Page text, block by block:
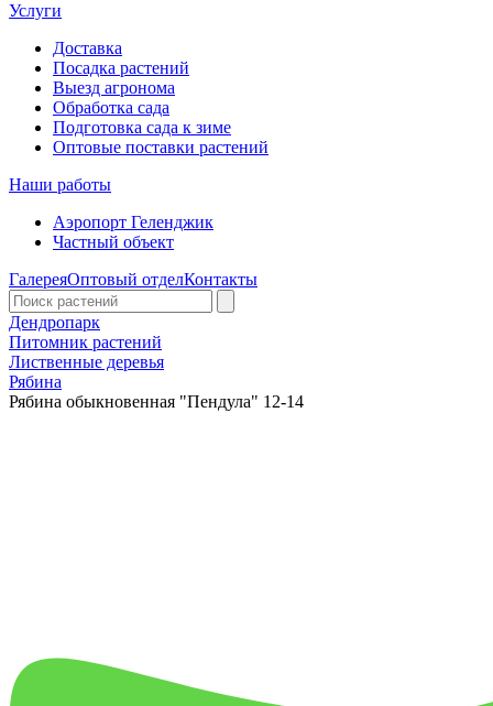
Услуги
Доставка
Посадка растений
Выезд агронома
Обработка сада
Подготовка сада к зиме
Оптовые поставки растений
Наши работы
Аэропорт Геленджик
Частный объект
ГалереяОптовый отделКонтакты
Дендропарк
Питомник растений
Лиственные деревья
Рябина
Рябина обыкновенная "Пендула" 12-14